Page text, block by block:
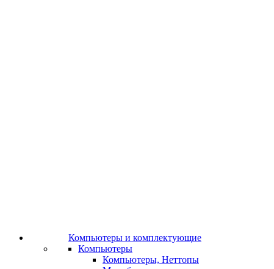
Компьютеры и комплектующие
Компьютеры
Компьютеры, Неттопы